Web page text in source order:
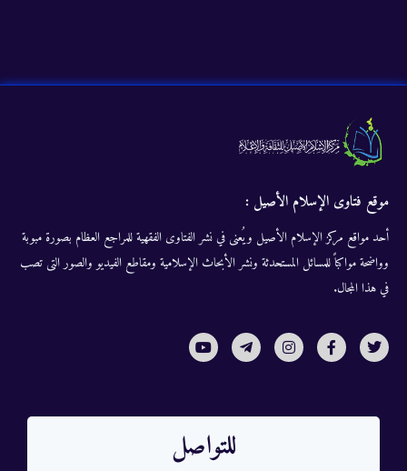
موقع فتاوى الإسلام الأصيل :
أحد مواقع مركز الإسلام الأصيل ويُعنى في نشر الفتاوى الفقهية للمراجع العظام بصورة مبوبة
وواضحة مواكباً للمسائل المستحدثة ونشر الأبحاث الإسلامية ومقاطع الفيديو والصور التى تصب
في هذا المجال.
للتواصل